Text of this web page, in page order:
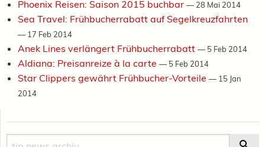
Phoenix Reisen: Saison 2015 buchbar — 28 Mai 2014
Sea Travel: Frühbucherrabatt auf Segelkreuzfahrten
— 17 Feb 2014
Anek Lines verlängert Frühbucherrabatt — 5 Feb 2014
Aldiana: Preisanreize à la carte — 5 Feb 2014
Star Clippers gewährt Frühbucher-Vorteile — 15 Jan
2014
Suche